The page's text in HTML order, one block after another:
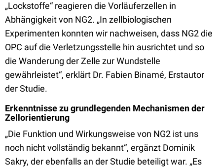
„Lockstoffe“ reagieren die Vorläuferzellen in
Abhängigkeit von NG2. „In zellbiologischen
Experimenten konnten wir nachweisen, dass NG2 die
OPC auf die Verletzungsstelle hin ausrichtet und so
die Wanderung der Zelle zur Wundstelle
gewährleistet“, erklärt Dr. Fabien Binamé, Erstautor
der Studie.
Erkenntnisse zu grundlegenden Mechanismen der
Zellorientierung
„Die Funktion und Wirkungsweise von NG2 ist uns
noch nicht vollständig bekannt“, ergänzt Dominik
Sakry, der ebenfalls an der Studie beteiligt war. „Es